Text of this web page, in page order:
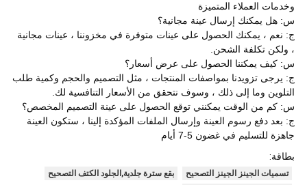
وخدمات العملاء المتميزة
س: هل يمكنك إرسال عينة مجانية؟
ج: نعم ، يمكنك الحصول على عينات متوفرة في مخزوننا ، عينات مجانية
، ولكن تكلفة الشحن.
س: كيف يمكننا الحصول على عرض أسعار؟
ج: يرجى تزويدنا بمواصفات المنتجات ، مثل التصميم والحجم وكمية طلب
التلوين وما إلى ذلك ، وسوف نتحقق من الأسعار التنافسية لك.
س: كم من الوقت يمكنني توقع الحصول على عينة التصميم المخصص؟
ج: بعد دفع رسوم العينة وإرسال الملفات المؤكدة إلينا ، ستكون العينة
جاهزة للتسليم في غضون 5-7 أيام
بطاقة:
تسميات الجينز الجينز التصحيح
بقع سترة جلدية,الجلود الكتف التصحيح